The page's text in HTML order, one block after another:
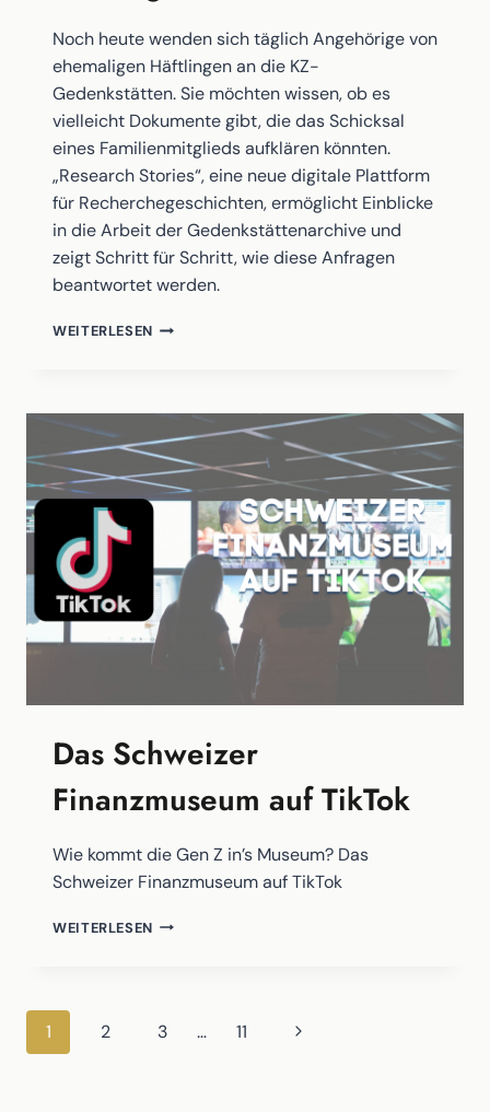
Noch heute wenden sich täglich Angehörige von
ehemaligen Häftlingen an die KZ-
Gedenkstätten. Sie möchten wissen, ob es
vielleicht Dokumente gibt, die das Schicksal
eines Familienmitglieds aufklären könnten.
„Research Stories“, eine neue digitale Plattform
für Recherchegeschichten, ermöglicht Einblicke
in die Arbeit der Gedenkstättenarchive und
zeigt Schritt für Schritt, wie diese Anfragen
beantwortet werden.
WEITERLESEN RESEARCH
GESCHICHTEN
VON
KZ-
HÄFTLINGEN
Das Schweizer
Finanzmuseum auf TikTok
Wie kommt die Gen Z in’s Museum? Das
Schweizer Finanzmuseum auf TikTok
WEITERLESEN DAS
Seitennavigation
1 2 3 … 11
Nächste